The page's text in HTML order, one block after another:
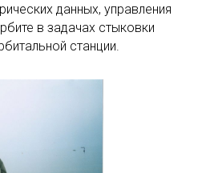
данных, управления
в задачах стыковки
станции.